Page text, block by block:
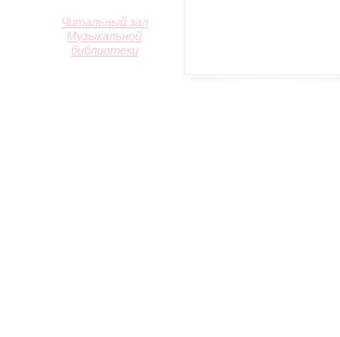
Читальный зал
Музыкальной
библиотеки